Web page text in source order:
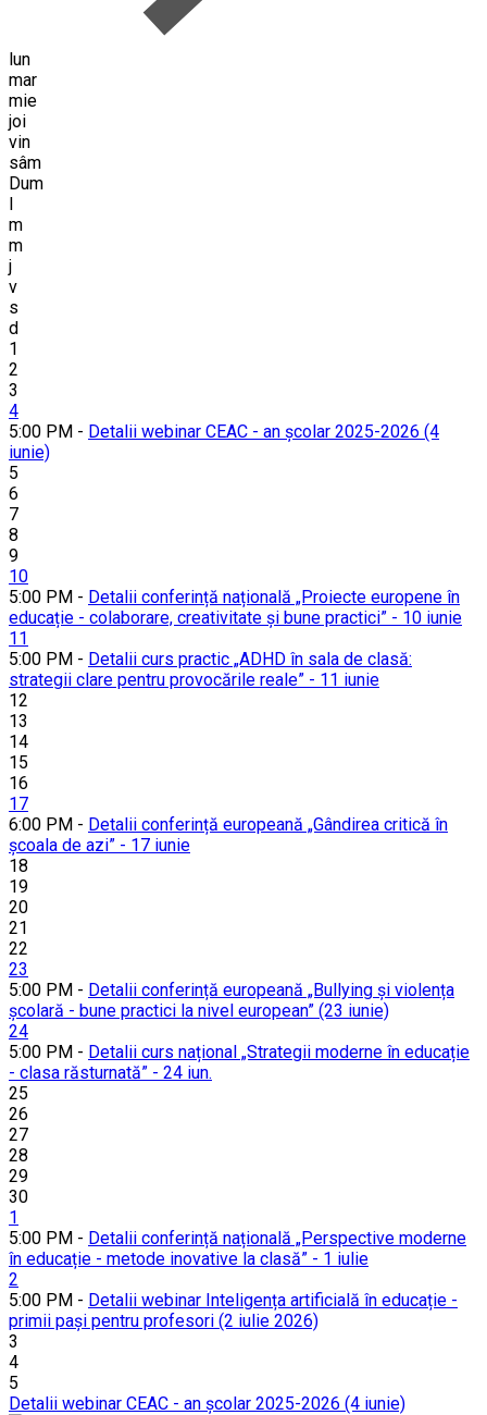
lun
mar
mie
joi
vin
sâm
Dum
l
m
m
j
v
s
d
1
2
3
4
5:00 PM - Detalii webinar CEAC - an școlar 2025-2026 (4
iunie)
5
6
7
8
9
10
5:00 PM - Detalii conferință națională „Proiecte europene în
educație - colaborare, creativitate și bune practici” - 10 iunie
11
5:00 PM - Detalii curs practic „ADHD în sala de clasă:
strategii clare pentru provocările reale” - 11 iunie
12
13
14
15
16
17
6:00 PM - Detalii conferință europeană „Gândirea critică în
școala de azi” - 17 iunie
18
19
20
21
22
23
5:00 PM - Detalii conferință europeană „Bullying și violența
școlară - bune practici la nivel european” (23 iunie)
24
5:00 PM - Detalii curs național „Strategii moderne în educație
- clasa răsturnată” - 24 iun.
25
26
27
28
29
30
1
5:00 PM - Detalii conferință națională „Perspective moderne
în educație - metode inovative la clasă” - 1 iulie
2
5:00 PM - Detalii webinar Inteligența artificială în educație -
primii pași pentru profesori (2 iulie 2026)
3
4
5
Detalii webinar CEAC - an școlar 2025-2026 (4 iunie)